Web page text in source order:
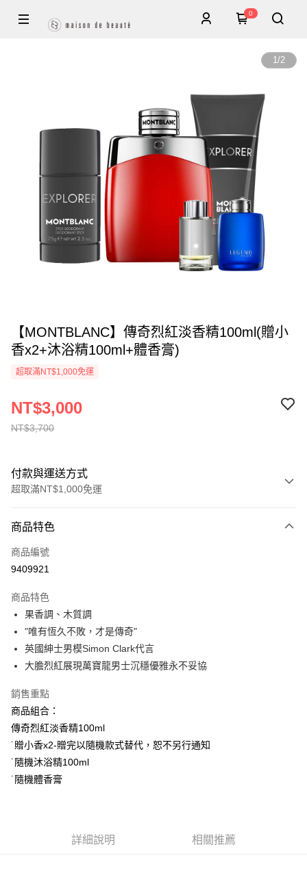
0
1/2
【MONTBLANC】傳奇烈紅淡香精100ml(贈小
香x2+沐浴精100ml+體香膏)
超取滿NT$1,000免運
NT$3,700
NT$3,000
付款與運送方式
超取滿NT$1,000免運
信用卡一次付款
ATM付款
運送方式
付款後全家取貨
每筆NT$80，滿NT$1,000(含以上)免運費
付款後萊爾富取貨
付款後7-11取貨
每筆NT$80，滿NT$1,000(含以上)免運費
宅配(全站)
每筆NT$80，滿NT$1,000(含以上)免運費
商品特色
商品編號
9409921
商品特色
果香調、木質調
"唯有恆久不敗，才是傳奇"
英國紳士男模Simon Clark代言
大膽烈紅展現萬寶龍男士沉穩優雅永不妥協
銷售重點
商品組合：
傳奇烈紅淡香精100ml
˙贈小香x2-贈完以隨機款式替代，恕不另行通知
˙隨機沐浴精100ml
˙隨機體香膏
詳細說明 相關推薦